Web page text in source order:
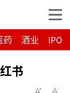
药 酒业 IPO
书